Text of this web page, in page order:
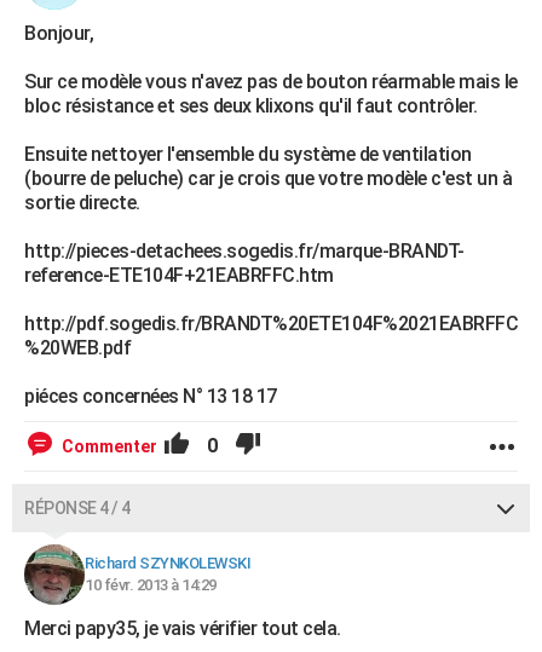
Bonjour,
Sur ce modèle vous n'avez pas de bouton réarmable mais le
bloc résistance et ses deux klixons qu'il faut contrôler.
Ensuite nettoyer l'ensemble du système de ventilation
(bourre de peluche) car je crois que votre modèle c'est un à
sortie directe.
http://pieces-detachees.sogedis.fr/marque-BRANDT-
reference-ETE104F+21EABRFFC.htm
http://pdf.sogedis.fr/BRANDT%20ETE104F%2021EABRFFC
%20WEB.pdf
piéces concernées N° 13 18 17
Commenter 0
RÉPONSE 4 / 4
Richard SZYNKOLEWSKI
10 févr. 2013 à 14:29
Merci papy35, je vais vérifier tout cela.